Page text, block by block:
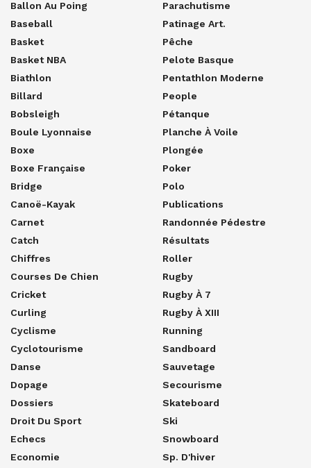
Ballon Au Poing
Baseball
Basket
Basket NBA
Biathlon
Billard
Bobsleigh
Boule Lyonnaise
Boxe
Boxe Française
Bridge
Canoë-Kayak
Carnet
Catch
Chiffres
Courses De Chien
Cricket
Curling
Cyclisme
Cyclotourisme
Danse
Dopage
Dossiers
Droit Du Sport
Echecs
Economie
Parachutisme
Patinage Art.
Pêche
Pelote Basque
Pentathlon Moderne
People
Pétanque
Planche À Voile
Plongée
Poker
Polo
Publications
Randonnée Pédestre
Résultats
Roller
Rugby
Rugby À 7
Rugby À XIII
Running
Sandboard
Sauvetage
Secourisme
Skateboard
Ski
Snowboard
Sp. D'hiver